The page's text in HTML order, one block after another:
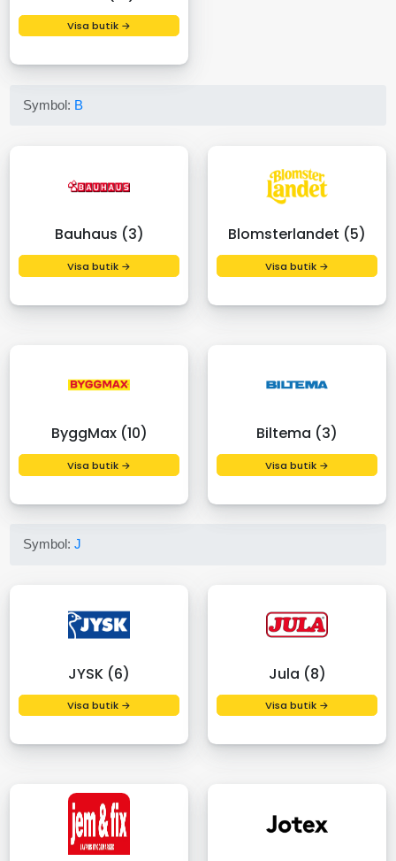
Visa butik →
Symbol: B
Bauhaus (3)
Visa butik →
Blomsterlandet (5)
Visa butik →
ByggMax (10)
Visa butik →
Biltema (3)
Visa butik →
Symbol:J
JYSK (6)
Visa butik →
Jula (8)
Visa butik →